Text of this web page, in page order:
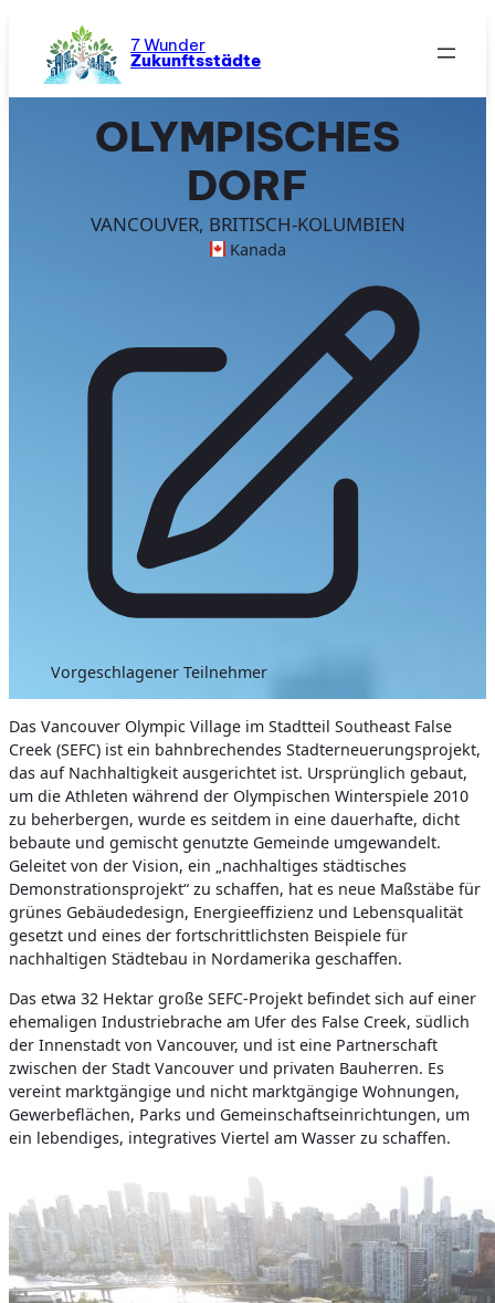
Inhalt
springen
7 Wunder
Zukunftsstädte
OLYMPISCHES
DORF
VANCOUVER, BRITISCH-KOLUMBIEN
Kanada
Vorgeschlagener Teilnehmer
Das Vancouver Olympic Village im Stadtteil Southeast False
Creek (SEFC) ist ein bahnbrechendes Stadterneuerungsprojekt,
das auf Nachhaltigkeit ausgerichtet ist. Ursprünglich gebaut,
um die Athleten während der Olympischen Winterspiele 2010
zu beherbergen, wurde es seitdem in eine dauerhafte, dicht
bebaute und gemischt genutzte Gemeinde umgewandelt.
Geleitet von der Vision, ein „nachhaltiges städtisches
Demonstrationsprojekt“ zu schaffen, hat es neue Maßstäbe für
grünes Gebäudedesign, Energieeffizienz und Lebensqualität
gesetzt und eines der fortschrittlichsten Beispiele für
nachhaltigen Städtebau in Nordamerika geschaffen.
Das etwa 32 Hektar große SEFC-Projekt befindet sich auf einer
ehemaligen Industriebrache am Ufer des False Creek, südlich
der Innenstadt von Vancouver, und ist eine Partnerschaft
zwischen der Stadt Vancouver und privaten Bauherren. Es
vereint marktgängige und nicht marktgängige Wohnungen,
Gewerbeflächen, Parks und Gemeinschaftseinrichtungen, um
ein lebendiges, integratives Viertel am Wasser zu schaffen.